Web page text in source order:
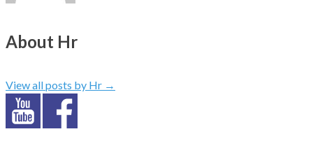
About Hr
View all posts by Hr →